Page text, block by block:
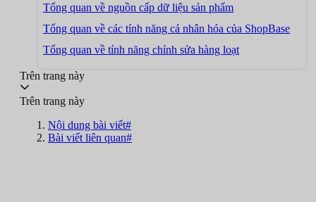
Tổng quan về nguồn cấp dữ liệu sản phẩm
Tổng quan về các tính năng cá nhân hóa của ShopBase
Tổng quan về tính năng chỉnh sửa hàng loạt
Trên trang này
Trên trang này
Nội dung bài viết#
Bài viết liên quan#